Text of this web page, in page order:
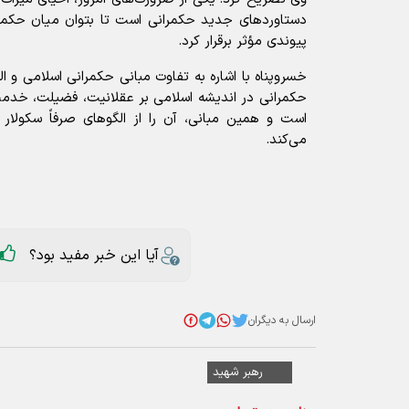
دستاوردهای جدید حکمرانی است تا بتوان میان
پیوندی مؤثر برقرار کرد.
خسروپناه با اشاره به تفاوت مبانی حکمرانی اسلامی
حکمرانی در اندیشه اسلامی بر عقلانیت، فضیلت،
است و همین مبانی، آن را از الگوهای صرفاً
می‌کند.
آیا این خبر مفید بود؟
ارسال به دیگران
رهبر شهید